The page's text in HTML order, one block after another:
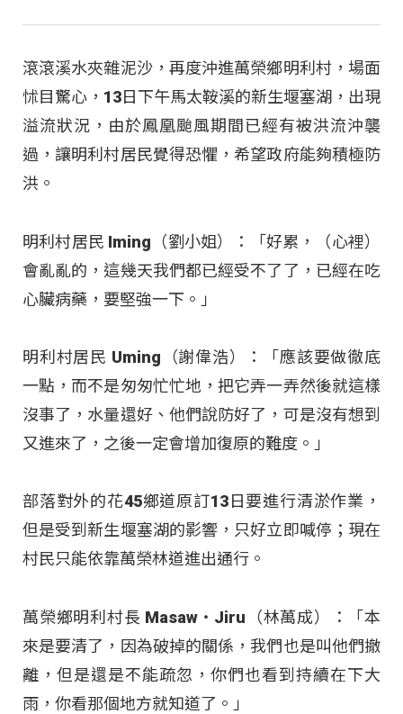
滾滾溪水夾雜泥沙，再度沖進萬榮鄉明利村，場面
怵目驚心，13日下午馬太鞍溪的新生堰塞湖，出現
溢流狀況，由於鳳凰颱風期間已經有被洪流沖襲
過，讓明利村居民覺得恐懼，希望政府能夠積極防
洪。
明利村居民 Iming（劉小姐）：「好累，（心裡）
會亂亂的，這幾天我們都已經受不了了，已經在吃
心臟病藥，要堅強一下。」
明利村居民 Uming（謝偉浩）：「應該要做徹底
一點，而不是匆匆忙忙地，把它弄一弄然後就這樣
沒事了，水量還好、他們說防好了，可是沒有想到
又進來了，之後一定會增加復原的難度。」
部落對外的花45鄉道原訂13日要進行清淤作業，
但是受到新生堰塞湖的影響，只好立即喊停；現在
村民只能依靠萬榮林道進出通行。
萬榮鄉明利村長 Masaw‧Jiru（林萬成）：「本
來是要清了，因為破掉的關係，我們也是叫他們撤
離，但是還是不能疏忽，你們也看到持續在下大
雨，你看那個地方就知道了。」